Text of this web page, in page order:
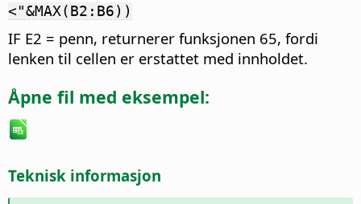
<"&MAX(B2:B6))
IF E2 = penn, returnerer funksjonen 65, fordi
lenken til cellen er erstattet med innholdet.
Åpne fil med eksempel:
Teknisk informasjon